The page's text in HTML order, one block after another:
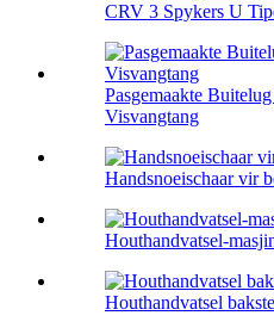
CRV 3 Spykers U
Pasgemaakte
Visvangtang
Handsnoeischaar vir
Houthandvatsel-
Houthandvatsel